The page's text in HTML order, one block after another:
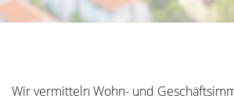
Wir vermitteln Wohn- und